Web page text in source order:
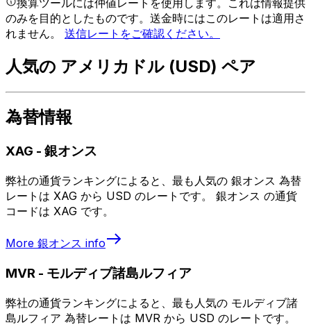
のみを目的としたものです。送金時にはこのレートは適用さ
れません。 送信レートをご確認ください。
人気の アメリカドル (USD) ペア
為替情報
XAG - 銀オンス
弊社の通貨ランキングによると、最も人気の 銀オンス 為替
レートは XAG から USD のレートです。 銀オンス の通貨
コードは XAG です。
More 銀オンス info
MVR - モルディブ諸島ルフィア
弊社の通貨ランキングによると、最も人気の モルディブ諸
島ルフィア 為替レートは MVR から USD のレートです。